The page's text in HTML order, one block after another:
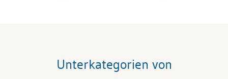
Unterkategorien von